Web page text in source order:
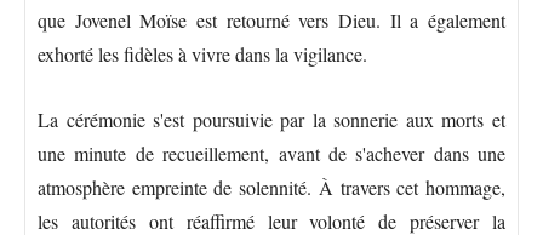
que Jovenel Moïse est retourné vers Dieu. Il a également
exhorté les fidèles à vivre dans la vigilance.
La cérémonie s'est poursuivie par la sonnerie aux morts et
une minute de recueillement, avant de s'achever dans une
atmosphère empreinte de solennité. À travers cet hommage,
les autorités ont réaffirmé leur volonté de préserver la